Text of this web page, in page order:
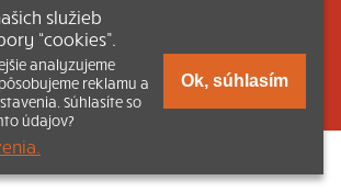
Tlačená verzia Katechizmu
|Všetky práva vyhradené| Táto stránka
kresťanskému kníhkupectvu
služieb
“cookies”.
analyzujeme
reklamu a
Súhlasíte so
údajov?
Ok, súhlasím